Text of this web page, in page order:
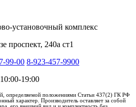
установочный комплекс
проспект, 240а ст1
99-00 8-923-457-9900
19:00
определяемой положениями Статьи 437(2) ГК РФ
характер. Производитель оставляет за собой